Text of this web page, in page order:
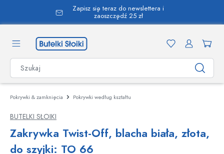
zawartości
Zapisz się teraz do newslettera i
zaoszczędź 25 zł
Pokrywki & zamknięcia Pokrywki według kształtu
BUTELKI SŁOIKI
Zakrywka Twist-Off, blacha biała, złota,
do szyjki: TO 66